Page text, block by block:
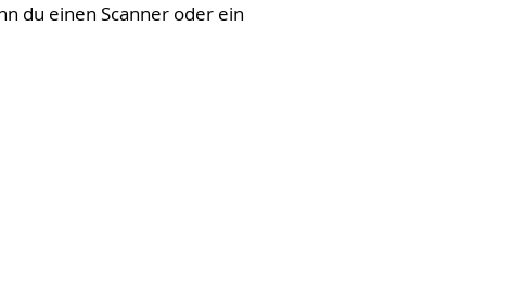
du einen Scanner oder ein